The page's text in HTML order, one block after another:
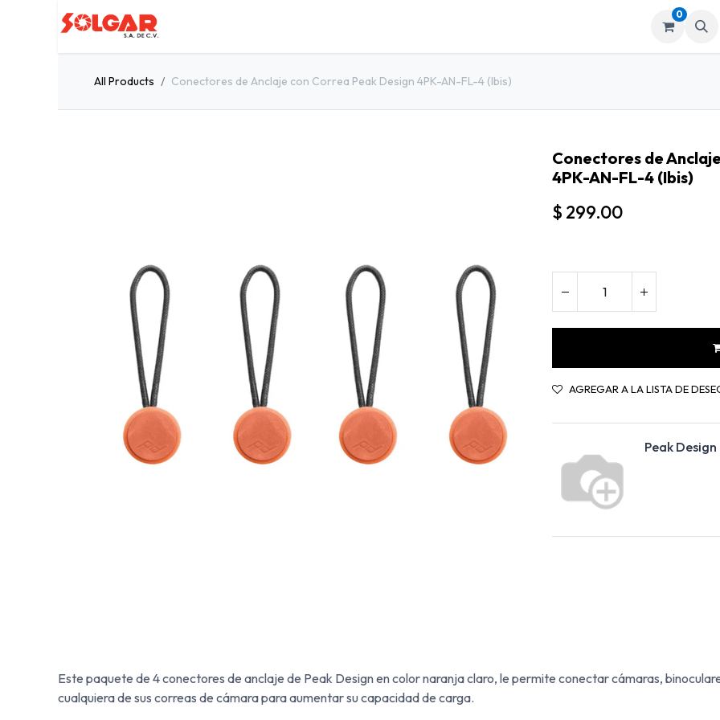
0
All Products Conectores de Anclaje con Correa Peak Design 4PK-AN-FL-4 (Ibis)
Conectores de
4PK-AN-FL-4 (Ibis)
$ 299.00
AGREGAR A LA LISTA DE
Peak Design
Este paquete de 4 conectores de anclaje de Peak Design en color naranja claro, le permite conectar cámaras,
cualquiera de sus correas de cámara para aumentar su capacidad de carga.